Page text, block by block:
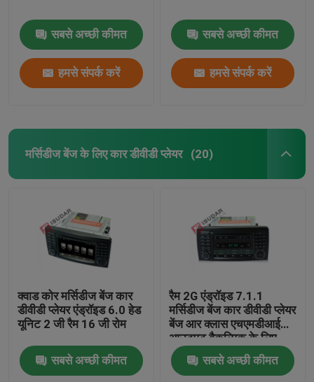
सबसे अच्छी कीमत
हमसे संपर्क करें
सबसे अच्छी कीमत
हमसे संपर्क करें
मर्सिडीज बेंज के लिए कार डीवीडी प्लेयर (20)
क्वाड कोर मर्सिडीज बेंज कार
डीवीडी प्लेयर एंड्रॉइड 6.0 हेड
यूनिट 2 जी रैम 16 जी रोम
सबसे अच्छी कीमत
रैम 2G एंड्रॉइड 7.1.1
मर्सिडीज बेंज कार डीवीडी प्लेयर
बेंज आर क्लास एचएमडीआई
आउटपुट वैकल्पिक के लिए
सबसे अच्छी कीमत